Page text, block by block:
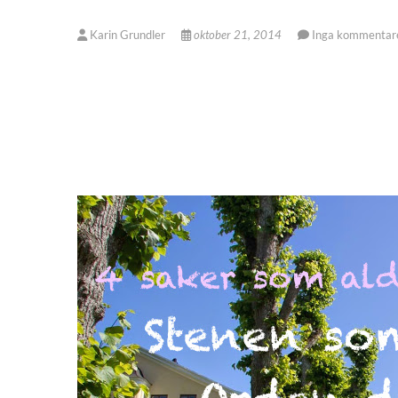
Karin Grundler oktober 21, 2014 Inga